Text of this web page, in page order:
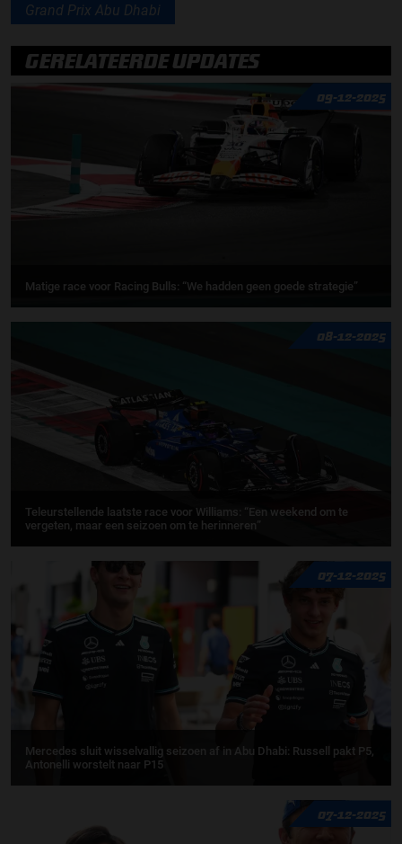
Grand Prix Abu Dhabi
GERELATEERDE UPDATES
09-12-2025
Matige race voor Racing Bulls: “We hadden geen goede strategie”
08-12-2025
Teleurstellende laatste race voor Williams: “Een weekend om te
vergeten, maar een seizoen om te herinneren”
07-12-2025
Mercedes sluit wisselvallig seizoen af in Abu Dhabi: Russell pakt P5,
Antonelli worstelt naar P15
07-12-2025